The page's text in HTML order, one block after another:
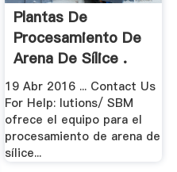
Plantas De
Procesamiento De
Arena De Sílice .
19 Abr 2016 ... Contact Us
For Help: lutions/ SBM
ofrece el equipo para el
procesamiento de arena de
sílice...